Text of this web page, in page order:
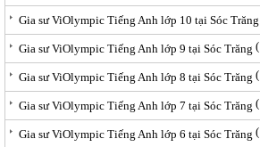
Gia sư ViOlympic Tiếng Anh lớp 10 tại Sóc Trăng
Gia sư ViOlympic Tiếng Anh lớp 9 tại Sóc Trăng (
Gia sư ViOlympic Tiếng Anh lớp 8 tại Sóc Trăng (
Gia sư ViOlympic Tiếng Anh lớp 7 tại Sóc Trăng (
Gia sư ViOlympic Tiếng Anh lớp 6 tại Sóc Trăng (